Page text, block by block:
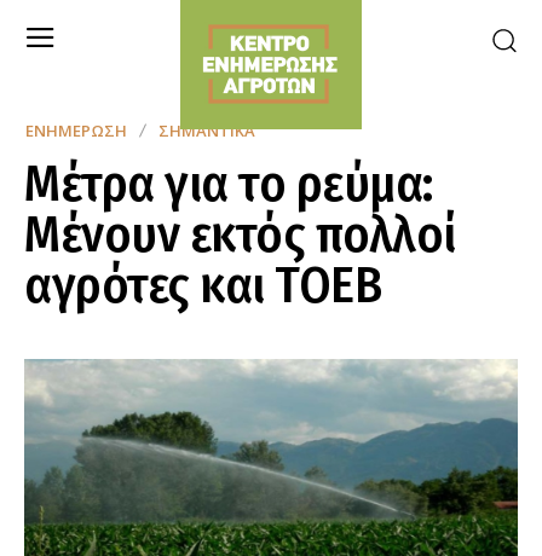
ΕΝΗΜΈΡΩΣΗ ΣΗΜΑΝΤΙΚΆ
Μέτρα για το ρεύμα:
Μένουν εκτός πολλοί
αγρότες και ΤΟΕΒ